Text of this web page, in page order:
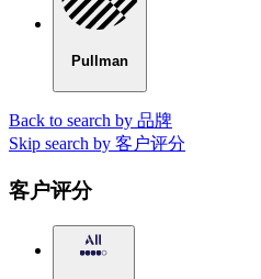
Pullman
Back to search by 品牌
Skip search by 客户评分
客户评分